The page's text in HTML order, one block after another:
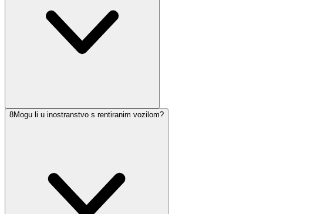
8Mogu li u inostranstvo s rentiranim vozilom?